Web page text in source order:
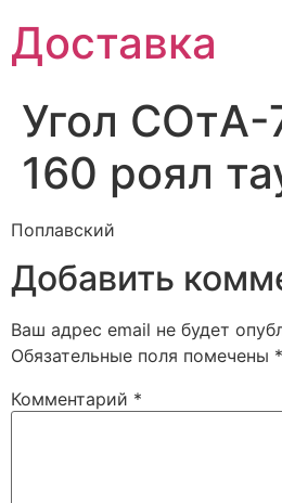
Доставка
Угол СОтА-
160 роял
Поплавский
Добавить
Ваш адрес email не будет
Обязательные поля помечены *
Комментарий *